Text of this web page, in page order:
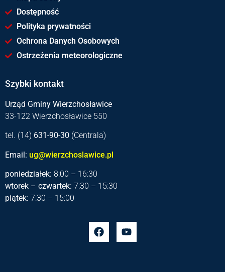
Dostępność
Polityka prywatności
Ochrona Danych Osobowych
Ostrzeżenia meteorologiczne
Szybki kontakt
Urząd Gminy Wierzchosławice
33-122 Wierzchosławice 550
tel. (14) 631-90-30 (Centrala)
Email: ug@wierzchoslawice.pl
poniedziałek: 8:00 – 16:30
wtorek – czwartek: 7:30 – 15:30
piątek: 7:30 – 15:00